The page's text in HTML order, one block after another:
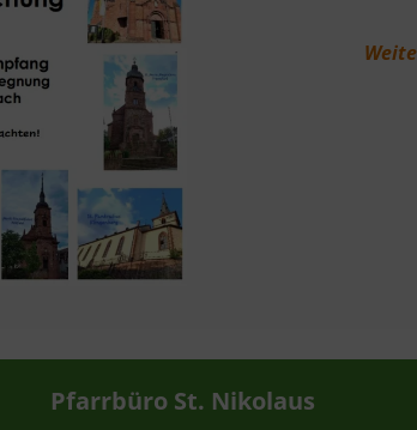
Pfarrbüro St. Nikolaus